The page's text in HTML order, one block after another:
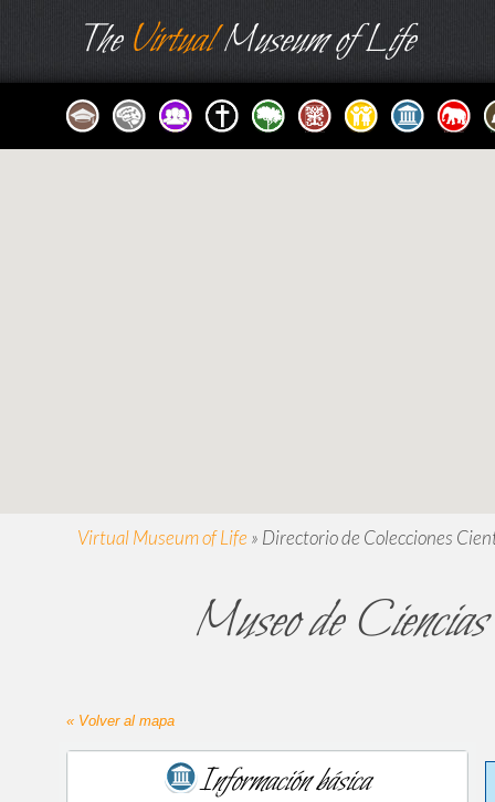
TheVirtualMuseum of Life
Virtual Museum of Life » Directorio de Colecciones
Museo de
« Volver al mapa
Información básica